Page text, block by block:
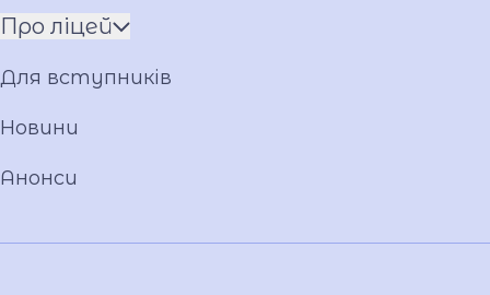
Про ліцей
Команда
Накази
Публічні закупівлі
Для вступників
Новини
Анонси